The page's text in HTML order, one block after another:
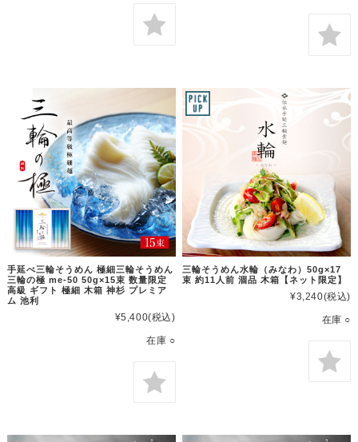
手延べ三輪そうめん 極細三輪そうめん
三輪の極 me-50 50g×15束 数量限定
高級 ギフト 極細 木箱 神杉 プレミア
ム 池利
¥5,400(税込)
在庫 ○
三輪そうめん水輪（みなわ）50g×17
束 約11人前 涸品 木箱【ネット限定】
¥3,240(税込)
在庫 ○